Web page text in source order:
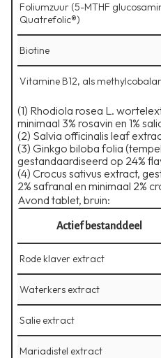
Foliumzuur (5-MTHF
Quatrefolic®)
Biotine
Vitamine B12, als
(1) Rhodiola rosea L.
minimaal 3% rosavin en 1%
⁠(2) Salvia officinalis leaf
⁠(3) Ginkgo biloba folia
gestandaardiseerd op 24%
⁠(4) Crocus sativus extract,
2% safranal en minimaal 2%
Avond tablet, bruin:
Actief bestanddeel
Rode klaver extract
Waterkers extract
Salie extract
Mariadistel extract